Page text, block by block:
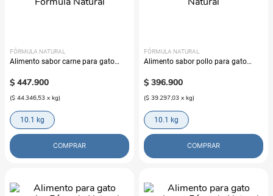
FÓRMULA NATURAL
Alimento sabor carne para gato
$ 447.900
($ 44.346,53 x kg)
10.1 kg
COMPRAR
FÓRMULA NATURAL
Alimento sabor pollo para gato
$ 396.900
($ 39.297,03 x kg)
10.1 kg
COMPRAR